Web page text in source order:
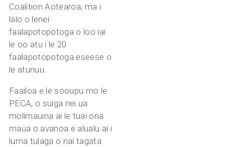
Coalition Aotearoa, ma i
lalo o lenei
faalapotopotoga o loo iai
le oo atu i le 20
faalapotopotoga eseese o
le atunuu.
Faailoa e le sooupu mo le
PECA, o suiga nei ua
molimauina ai le tuai ona
maua o avanoa e alualu ai i
luma tulaga o nai tagata